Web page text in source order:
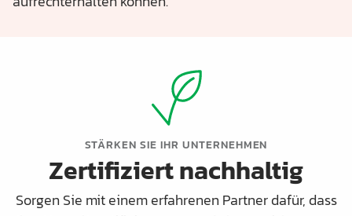
STÄRKEN SIE IHR UNTERNEHMEN
Zertifiziert nachhaltig
Sorgen Sie mit einem erfahrenen Partner dafür, dass